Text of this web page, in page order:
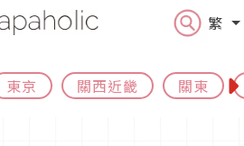
繁
東京 關西近畿 關東